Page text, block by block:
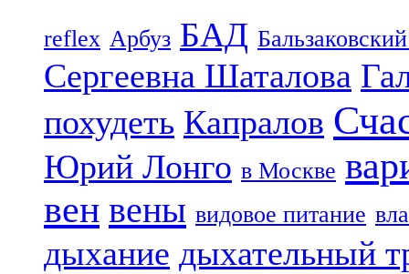
reflex Арбуз БАД
Сергеевна Шаталова
похудеть Капралов
Юрий Лонго в Москве
вен вены видовое питание
дыхание дыхательный